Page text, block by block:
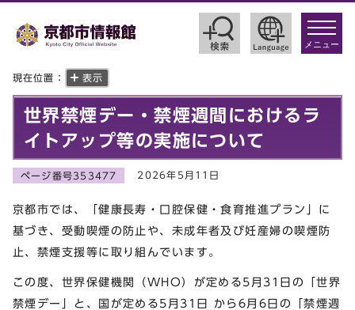
toggle
メニュー
現在位置： 表示
世界禁煙デー・禁煙週間におけるラ
イトアップ等の実施について
ページ番号353477 2026年5月11日
京都市では、「健康長寿・口腔保健・食育推進プラン」に
基づき、受動喫煙の防止や、未成年者及び妊産婦の喫煙防
止、禁煙支援等に取り組んでいます。
この度、世界保健機関（WHO）が定める5月31日の「世界
禁煙デー」と、国が定める5月31日 から6月6日の「禁煙週